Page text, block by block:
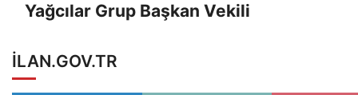
Yağcılar Grup Başkan Vekili
ILAN.GOV.TR